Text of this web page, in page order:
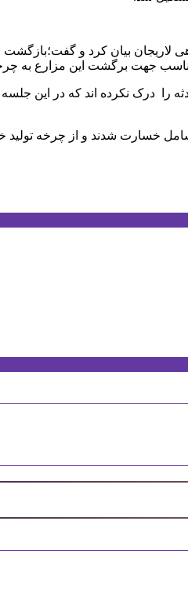
لاریجان بیان کرد و
جهت برگشت این مزارع به
استانی عمق حادثه را درک نکرده اند که
خسارت شدند و از چرخه تولید